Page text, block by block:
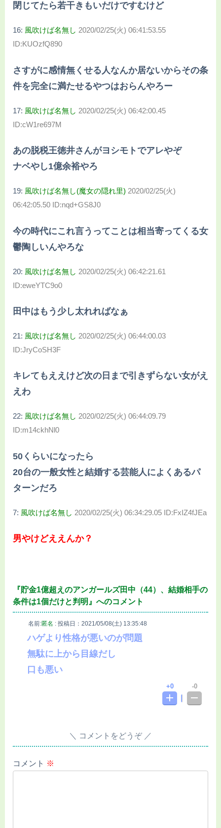
閉じてたら若干きもいだけですむけど
16: 風吹けば名無し 2020/02/25(火) 06:41:53.55
ID:KUOzfQ890
さすがに感情無くせる人なんか居ないからその条
件を完全に満たせるやつはおらんやろー
17: 風吹けば名無し 2020/02/25(火) 06:42:00.45
ID:cW1re697M
あの脱税王徳井さんがヨシモトでアレやぞ
ナベやし1億余裕やろ
19: 風吹けば名無し(魔女の隠れ里) 2020/02/25(火)
06:42:05.50 ID:nqd+GS8J0
今の時代にこれ言うってことは相当寄ってくる女
鬱陶しいんやろな
20: 風吹けば名無し 2020/02/25(火) 06:42:21.61
ID:eweYTC9o0
田中はもう少し太れればなぁ
21: 風吹けば名無し 2020/02/25(火) 06:44:00.03
ID:JryCoSH3F
キレてもええけど次の日まで引きずらない女がえ
えわ
22: 風吹けば名無し 2020/02/25(火) 06:44:09.79
ID:m14ckhNl0
50くらいになったら
20台の一般女性と結婚する芸能人によくあるパ
ターンだろ
7: 風吹けば名無し 2020/02/25(火) 06:34:29.05 ID:FxIZ4fJEa
男やけどええんか？
『貯金1億超えのアンガールズ田中（44）、結婚相手の
条件は1個だけと判明』へのコメント
名前:匿名 : 投稿日：2021/05/08(土) 13:35:48
ハゲより性格が悪いのが問題
無駄に上から目線だし
口も悪い
0 0
コメントをどうぞ
コメント ※